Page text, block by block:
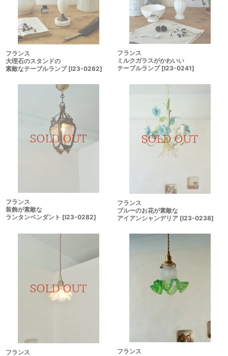
フランス
大理石のスタンドの
素敵なテーブルランプ [I23-0262]
フランス
ミルクガラスがかわいい
テーブルランプ [I23-0241]
フランス
装飾が素敵な
ランタンペンダント [I23-0282]
フランス
ブルーのお花が素敵な
アイアンシャンデリア [I23-0238]
フランス
フランス